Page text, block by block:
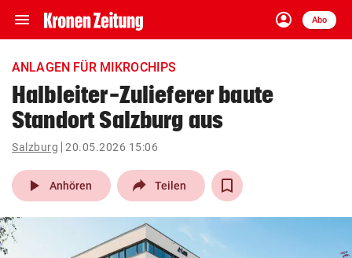
menu Navigation
ein-/ausklappen
account_circle
Anmelden
Abo
close Schließen
account_circle Anmelden
pin_drop
Wien arrow_right
bookmark
ANLAGEN FÜR MIKROCHIPS
Halbleiter-Zulieferer baute
Standort Salzburg aus
Salzburg 20.05.2026 15:06
play_arrow Anhören Teilen